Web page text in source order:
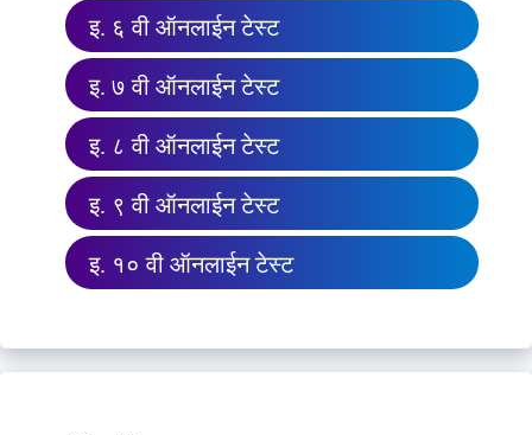
इ. ६ वी ऑनलाईन टेस्ट
इ. ७ वी ऑनलाईन टेस्ट
इ. ८ वी ऑनलाईन टेस्ट
इ. ९ वी ऑनलाईन टेस्ट
इ. १० वी ऑनलाईन टेस्ट